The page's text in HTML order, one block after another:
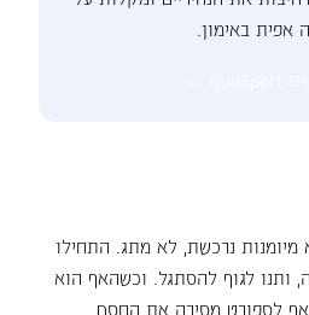
אפית באימון.
מיומנות נרכשת, לא מתג. התחילו
ותנו לגוף להסתגל. וכשהאף הוא
לספורט מסירה את החסם